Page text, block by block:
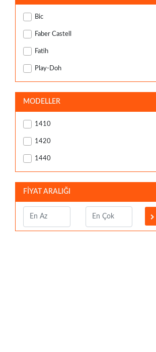
Markör Kalemleri
Versatil Kalemler
Bic
Faber Castell
Fatih
Play-Doh
MODELLER
1410
1420
1440
FİYAT ARALIĞI